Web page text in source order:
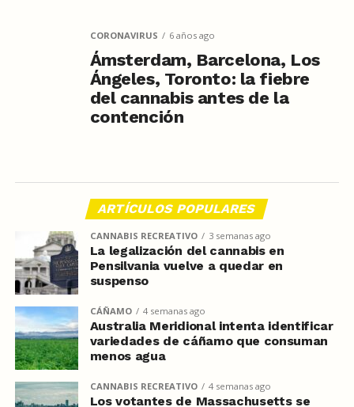
CORONAVIRUS 6 años ago
Ámsterdam, Barcelona, Los
Ángeles, Toronto: la fiebre
del cannabis antes de la
contención
ARTÍCULOS POPULARES
CANNABIS RECREATIVO 3 semanas ago
La legalización del cannabis en
Pensilvania vuelve a quedar en
suspenso
CÁÑAMO 4 semanas ago
Australia Meridional intenta identificar
variedades de cáñamo que consuman
menos agua
CANNABIS RECREATIVO 4 semanas ago
Los votantes de Massachusetts se